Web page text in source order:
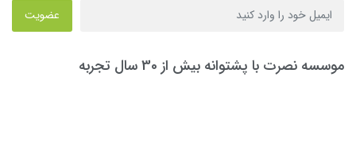
عضویت
موسسه نصرت با پشتوانه بیش از 30 سال تجربه